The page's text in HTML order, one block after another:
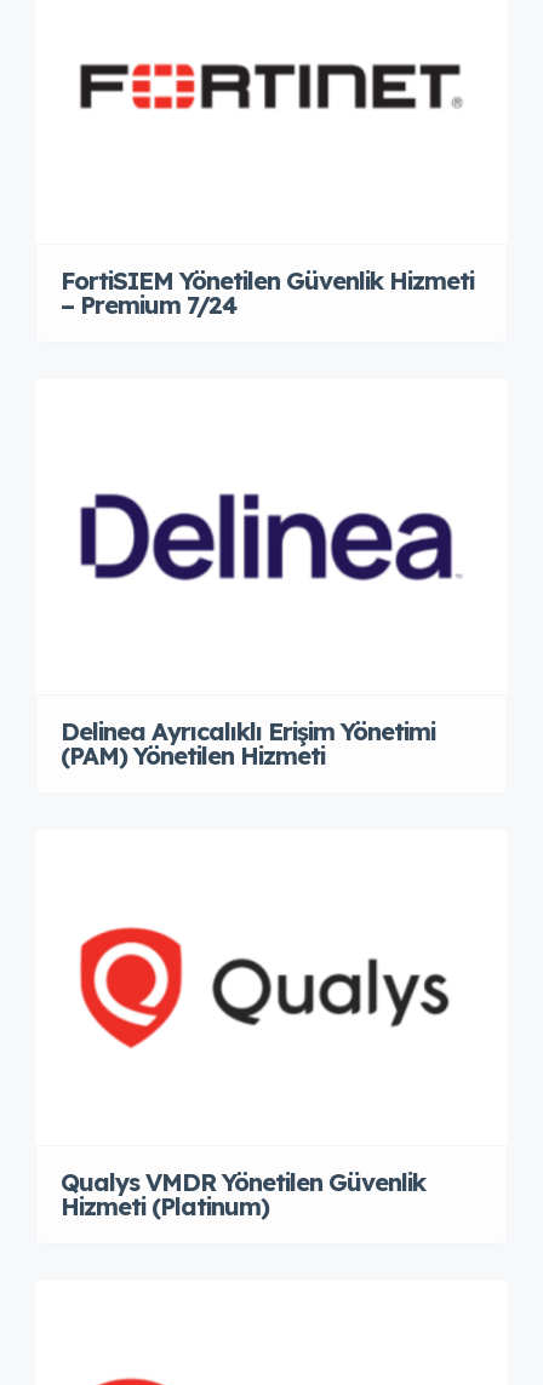
FortiSIEM Yönetilen Güvenlik Hizmeti
– Premium 7/24
Delinea Ayrıcalıklı Erişim Yönetimi
(PAM) Yönetilen Hizmeti
Qualys VMDR Yönetilen Güvenlik
Hizmeti (Platinum)